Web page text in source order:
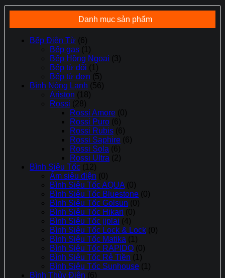
Danh mục sản phẩm
Bếp Điện Từ (6)
Bếp gas (1)
Bếp Hồng Ngoại (3)
Bếp từ đôi (1)
Bếp từ đơn (5)
Bình Nóng Lạnh (56)
Ariston (18)
Rossi (28)
Rossi Amore (0)
Rossi Puro (6)
Rossi Rubis (6)
Rossi Saphire (6)
Rossi Sola (6)
Rossi Ultra (2)
Bình Siêu Tốc (12)
Ấm siêu điện (0)
Bình Siêu Tốc AQUA (0)
Bình Siêu Tốc Bluestone (0)
Bình Siêu Tốc Golsun (0)
Bình Siêu Tốc Hikari (0)
Bình Siêu Tốc jiplai (4)
Bình Siêu Tốc Lock & Lock (0)
Bình Siêu Tốc Matika (1)
Bình Siêu Tốc RAPIDO (0)
Bình Siêu Tốc Rẻ Tiền (1)
Bình Siêu Tốc Sunhouse (1)
Bình Thủy Điện (6)